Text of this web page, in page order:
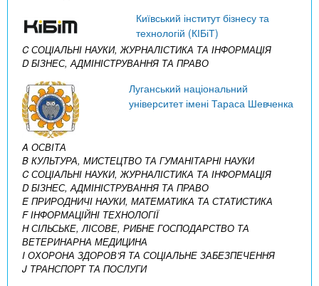
Київський інститут бізнесу та
технологій (КІБіТ)
C СОЦІАЛЬНІ НАУКИ, ЖУРНАЛІСТИКА ТА ІНФОРМАЦІЯ
D БІЗНЕС, АДМІНІСТРУВАННЯ ТА ПРАВО
Луганський національний
університет імені Тараса Шевченка
A ОСВІТА
B КУЛЬТУРА, МИСТЕЦТВО ТА ГУМАНІТАРНІ НАУКИ
C СОЦІАЛЬНІ НАУКИ, ЖУРНАЛІСТИКА ТА ІНФОРМАЦІЯ
D БІЗНЕС, АДМІНІСТРУВАННЯ ТА ПРАВО
E ПРИРОДНИЧІ НАУКИ, МАТЕМАТИКА ТА СТАТИСТИКА
F ІНФОРМАЦІЙНІ ТЕХНОЛОГІЇ
H СІЛЬСЬКЕ, ЛІСОВЕ, РИБНЕ ГОСПОДАРСТВО ТА
ВЕТЕРИНАРНА МЕДИЦИНА
I ОХОРОНА ЗДОРОВ’Я ТА СОЦІАЛЬНЕ ЗАБЕЗПЕЧЕННЯ
J ТРАНСПОРТ ТА ПОСЛУГИ